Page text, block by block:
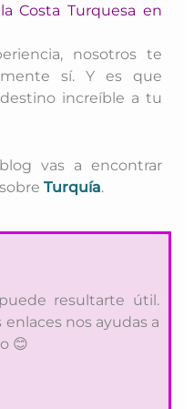
Costa Turquesa en
nosotros te
sí. Y es que
increíble a tu
vas a encontrar
Turquía.
resultarte útil.
nos ayudas a
😊